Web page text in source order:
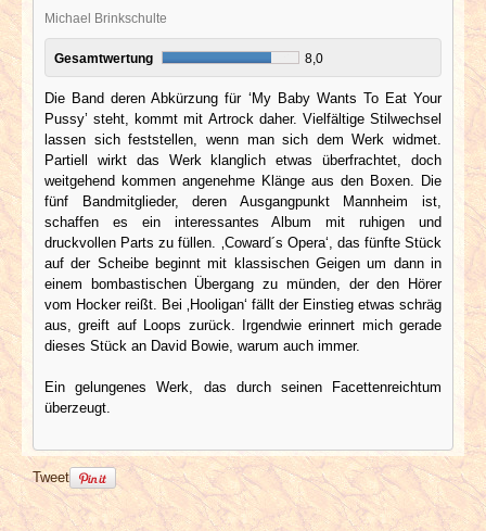
Michael Brinkschulte
Gesamtwertung 8,0
Die Band deren Abkürzung für ‘My Baby Wants To Eat Your
Pussy’ steht, kommt mit Artrock daher. Vielfältige Stilwechsel
lassen sich feststellen, wenn man sich dem Werk widmet.
Partiell wirkt das Werk klanglich etwas überfrachtet, doch
weitgehend kommen angenehme Klänge aus den Boxen. Die
fünf Bandmitglieder, deren Ausgangpunkt Mannheim ist,
schaffen es ein interessantes Album mit ruhigen und
druckvollen Parts zu füllen. ‚Coward´s Opera‘, das fünfte Stück
auf der Scheibe beginnt mit klassischen Geigen um dann in
einem bombastischen Übergang zu münden, der den Hörer
vom Hocker reißt. Bei ‚Hooligan‘ fällt der Einstieg etwas schräg
aus, greift auf Loops zurück. Irgendwie erinnert mich gerade
dieses Stück an David Bowie, warum auch immer.
Ein gelungenes Werk, das durch seinen Facettenreichtum
überzeugt.
Tweet